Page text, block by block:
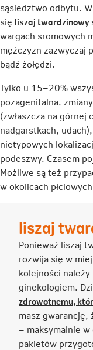
sąsiedztwo odbytu.
się liszaj twardzinowy
wargach sromowych
mężczyzn zazwyczaj
bądź żołędzi.
Tylko u 15–20%
pozagenitalna,
(zwłaszcza na górnej
nadgarstkach,
nietypowych
podeszwy. Czasem
Możliwe są też
w okolicach
liszaj
Ponieważ liszaj
rozwija się w
kolejności
ginekologiem.
zdrowotnemu,
masz gwarancję,
– maksymalnie
pakietów